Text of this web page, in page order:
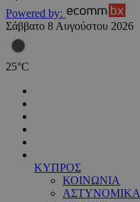
Powered by:
Σάββατο 8 Αυγούστου 2026
25°C
ΚΥΠΡΟΣ
ΚΟΙΝΩΝΙΑ
ΑΣΤΥΝΟΜΙΚΑ